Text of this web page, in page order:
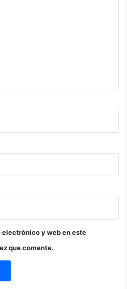
electrónico y web en este
que comente.